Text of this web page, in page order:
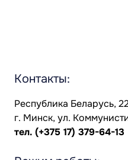
Контакты:
Республика Беларусь,
г. Минск, ул.
тел. (+375 17) 379-64-13